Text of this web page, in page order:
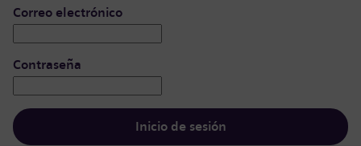
Iniciar de sesión: usuario y contraseña
Correo electrónico
Contraseña
Inicio de sesión